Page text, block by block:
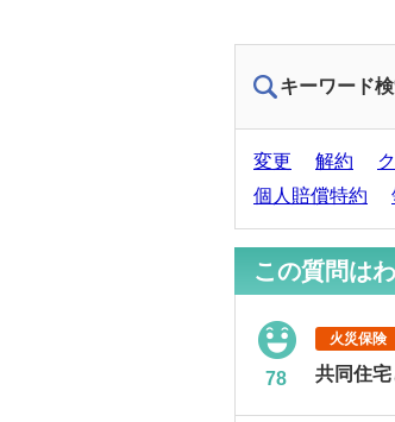
キーワード
変更 解約
個人賠償特約
この質問は
78
火災保険
共同住